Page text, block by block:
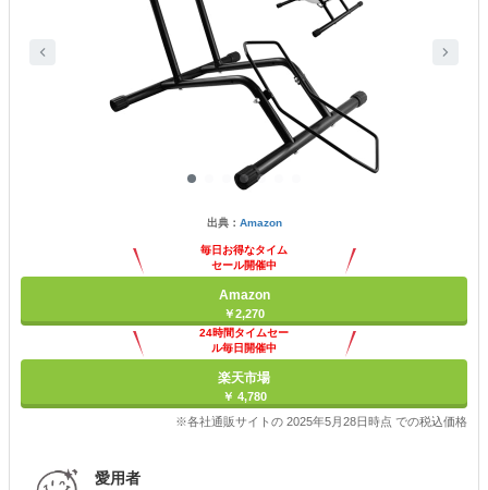
出典： Amazon
毎日お得なタイム
セール開催中
Amazon
￥2,270
24時間タイムセー
ル毎日開催中
楽天市場
￥ 4,780
※各社通販サイトの 2025年5月28日時点 での税込価格
愛用者